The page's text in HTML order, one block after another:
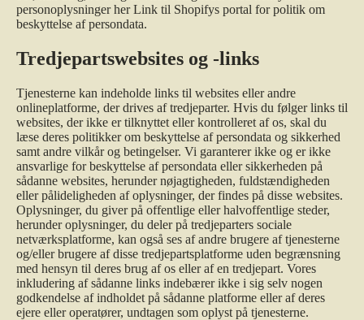
personoplysninger herLink til Shopifys portal for politik om
beskyttelse af persondata.
Tredjepartswebsites og -links
Tjenesterne kan indeholde links til websites eller andre
onlineplatforme, der drives af tredjeparter. Hvis du følger links til
websites, der ikke er tilknyttet eller kontrolleret af os, skal du
læse deres politikker om beskyttelse af persondata og sikkerhed
samt andre vilkår og betingelser. Vi garanterer ikke og er ikke
ansvarlige for beskyttelse af persondata eller sikkerheden på
sådanne websites, herunder nøjagtigheden, fuldstændigheden
eller pålideligheden af oplysninger, der findes på disse websites.
Oplysninger, du giver på offentlige eller halvoffentlige steder,
herunder oplysninger, du deler på tredjeparters sociale
netværksplatforme, kan også ses af andre brugere af tjenesterne
og/eller brugere af disse tredjepartsplatforme uden begrænsning
med hensyn til deres brug af os eller af en tredjepart. Vores
inkludering af sådanne links indebærer ikke i sig selv nogen
godkendelse af indholdet på sådanne platforme eller af deres
ejere eller operatører, undtagen som oplyst på tjenesterne.